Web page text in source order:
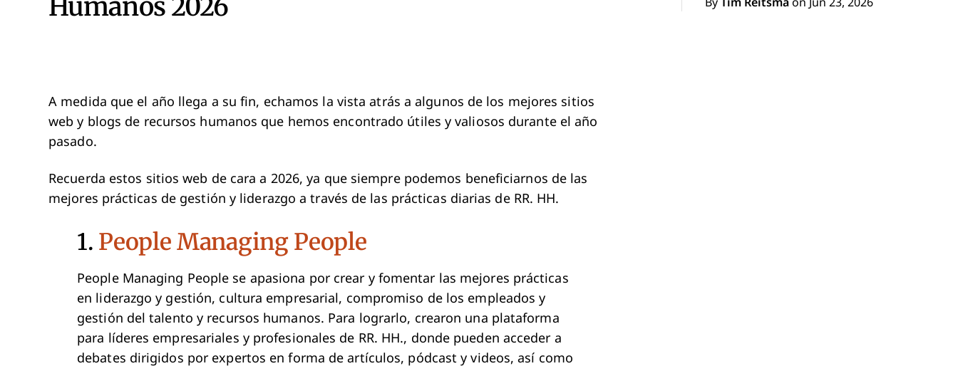
By Tim Reitsma on Jun 23, 2026
A medida que el año llega a su fin, echamos la vista atrás a algunos de los mejores sitios
web y blogs de recursos humanos que hemos encontrado útiles y valiosos durante el año
pasado.
Recuerda estos sitios web de cara a 2026, ya que siempre podemos beneficiarnos de las
mejores prácticas de gestión y liderazgo a través de las prácticas diarias de RR. HH.
1.People Managing People
People Managing People se apasiona por crear y fomentar las mejores prácticas
en liderazgo y gestión, cultura empresarial, compromiso de los empleados y
gestión del talento y recursos humanos. Para lograrlo, crearon una plataforma
para líderes empresariales y profesionales de RR. HH., donde pueden acceder a
debates dirigidos por expertos en forma de artículos, pódcast y videos, así como